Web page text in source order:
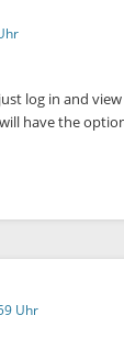
log in and
have the
Uhr